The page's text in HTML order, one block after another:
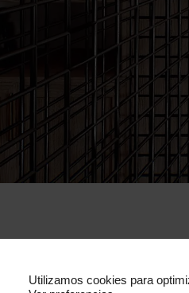
Utilizamos cookies para